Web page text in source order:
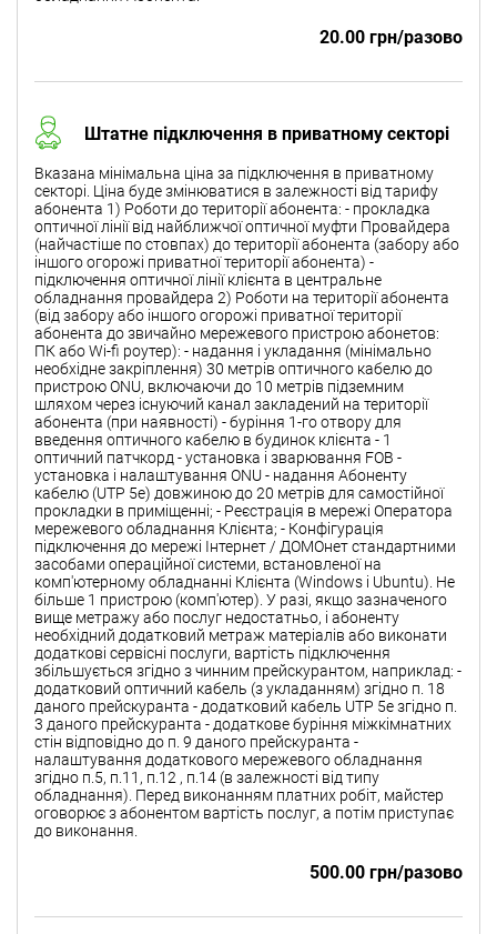
20.00 грн/разово
Штатне підключення в приватному секторі
Вказана мінімальна ціна за підключення в приватному
секторі. Ціна буде змінюватися в залежності від тарифу
абонента 1) Роботи до території абонента: - прокладка
оптичної лінії від найближчої оптичної муфти Провайдера
(найчастіше по стовпах) до території абонента (забору або
іншого огорожі приватної території абонента) -
підключення оптичної лінії клієнта в центральне
обладнання провайдера 2) Роботи на території абонента
(від забору або іншого огорожі приватної території
абонента до звичайно мережевого пристрою абонетов:
ПК або Wi-fi роутер): - надання і укладання (мінімально
необхідне закріплення) 30 метрів оптичного кабелю до
пристрою ONU, включаючи до 10 метрів підземним
шляхом через існуючий канал закладений на території
абонента (при наявності) - буріння 1-го отвору для
введення оптичного кабелю в будинок клієнта - 1
оптичний патчкорд - установка і зварювання FOB -
установка і налаштування ONU - надання Абоненту
кабелю (UTP 5e) довжиною до 20 метрів для самостійної
прокладки в приміщенні; - Реєстрація в мережі Оператора
мережевого обладнання Клієнта; - Конфігурація
підключення до мережі Інтернет / ДОМОнет стандартними
засобами операційної системи, встановленої на
комп'ютерному обладнанні Клієнта (Windows і Ubuntu). Не
більше 1 пристрою (комп'ютер). У разі, якщо зазначеного
вище метражу або послуг недостатньо, і абоненту
необхідний додатковий метраж матеріалів або виконати
додаткові сервісні послуги, вартість підключення
збільшується згідно з чинним прейскурантом, наприклад: -
додатковий оптичний кабель (з укладанням) згідно п. 18
даного прейскуранта - додатковий кабель UTP 5e згідно п.
3 даного прейскуранта - додаткове буріння міжкімнатних
стін відповідно до п. 9 даного прейскуранта -
налаштування додаткового мережевого обладнання
згідно п.5, п.11, п.12 , п.14 (в залежності від типу
обладнання). Перед виконанням платних робіт, майстер
оговорює з абонентом вартість послуг, а потім приступає
до виконання.
500.00 грн/разово